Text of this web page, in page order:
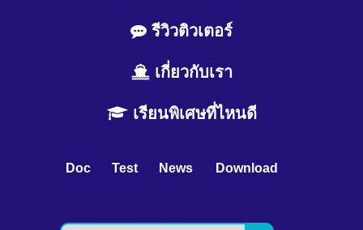
รีวิวติวเตอร์
เกี่ยวกับเรา
เรียนพิเศษที่ไหนดี
Doc Test News Download